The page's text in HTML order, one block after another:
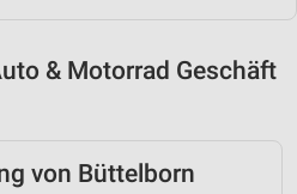
& Motorrad Geschäft
von Büttelborn